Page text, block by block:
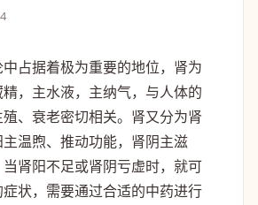
占据着极为重要的地位，肾为
，主水液，主纳气，与人体的
、衰老密切相关。肾又分为肾
温煦、推动功能，肾阴主滋
肾阳不足或肾阴亏虚时，就可
状，需要通过合适的中药进行